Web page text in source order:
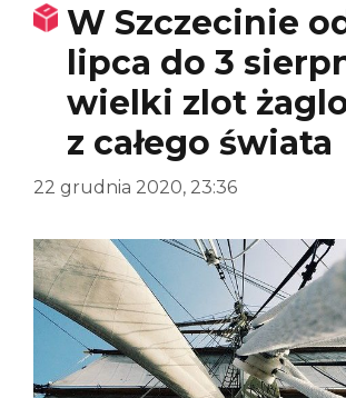
W Szczecinie
lipca do 3
wielki zlot
z całego świata
22 grudnia 2020, 23:36